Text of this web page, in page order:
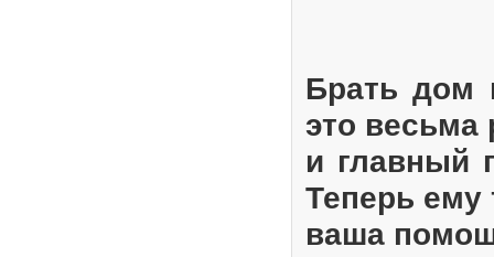
Брать дом
это весьма
и главный
Теперь ему
ваша